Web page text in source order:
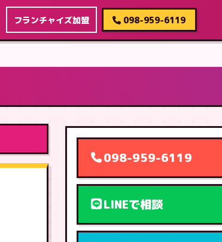
フランチャイズ加盟 098-959-6119
098-959-6119
LINEで相談